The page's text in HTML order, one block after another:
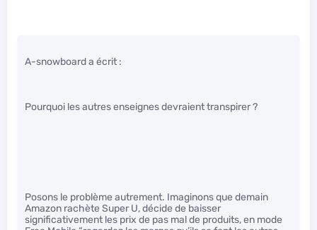
A-snowboard a écrit :
Pourquoi les autres enseignes devraient transpirer ?
Posons le problème autrement. Imaginons que demain
Amazon rachète Super U, décide de baisser
significativement les prix de pas mal de produits, en mode